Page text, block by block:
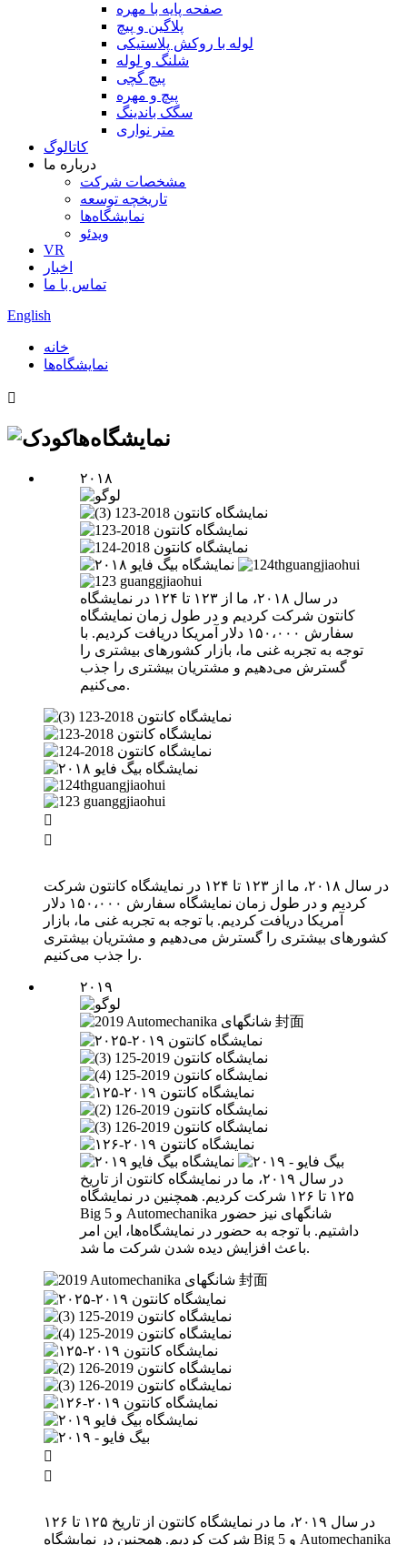
صفحه پایه با مهره
پلاگین و پیچ
لوله با روکش پلاستیکی
شلنگ و لوله
پیچ گچی
پیچ و مهره
سگک باندینگ
متر نواری
کاتالوگ
درباره ما
مشخصات شرکت
تاریخچه توسعه
نمایشگاه‌ها
ویدئو
VR
اخبار
تماس با ما
English
خانه
نمایشگاه‌ها

نمایشگاه‌ها
۲۰۱۸
در سال ۲۰۱۸، ما از ۱۲۳ تا ۱۲۴ در نمایشگاه
کانتون شرکت کردیم و در طول زمان نمایشگاه
سفارش ۱۵۰،۰۰۰ دلار آمریکا دریافت کردیم. با
توجه به تجربه غنی ما، بازار کشورهای بیشتری را
گسترش می‌دهیم و مشتریان بیشتری را جذب
می‌کنیم.


در سال ۲۰۱۸، ما از ۱۲۳ تا ۱۲۴ در نمایشگاه کانتون شرکت
کردیم و در طول زمان نمایشگاه سفارش ۱۵۰،۰۰۰ دلار
آمریکا دریافت کردیم. با توجه به تجربه غنی ما، بازار
کشورهای بیشتری را گسترش می‌دهیم و مشتریان بیشتری
را جذب می‌کنیم.
۲۰۱۹
در سال ۲۰۱۹، ما در نمایشگاه کانتون از تاریخ
۱۲۵ تا ۱۲۶ شرکت کردیم. همچنین در نمایشگاه
Big 5 و Automechanika شانگهای نیز حضور
داشتیم. با توجه به حضور در نمایشگاه‌ها، این امر
باعث افزایش دیده شدن شرکت ما شد.


در سال ۲۰۱۹، ما در نمایشگاه کانتون از تاریخ ۱۲۵ تا ۱۲۶
شرکت کردیم. همچنین در نمایشگاه Big 5 و Automechanika